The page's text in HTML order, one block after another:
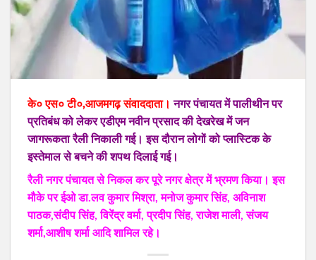
के० एस० टी०,आजमगढ़ संवाददाता। नगर पंचायत में पालीथीन पर
प्रतिबंध को लेकर एडीएम नवीन प्रसाद की देखरेख में जन
जागरूकता रैली निकाली गई। इस दौरान लोगों को प्लास्टिक के
इस्तेमाल से बचने की शपथ दिलाई गई।
रैली नगर पंचायत से निकल कर पूरे नगर क्षेत्र में भ्रमण किया। इस
मौके पर ईओ डा.लव कुमार मिश्रा, मनोज कुमार सिंह, अविनाश
पाठक,संदीप सिंह, विरेंद्र वर्मा, प्रदीप सिंह, राजेश माली, संजय
शर्मा,आशीष शर्मा आदि शामिल रहे।